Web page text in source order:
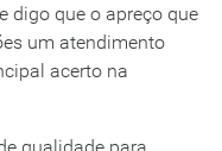
digo que o apreço que
um atendimento
acerto na
qualidade para